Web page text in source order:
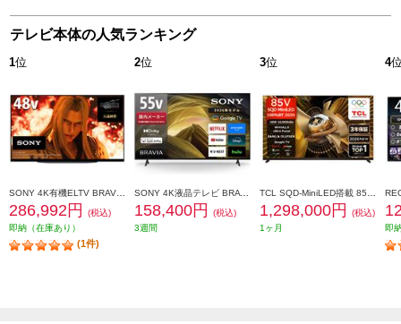
テレビ本体の人気ランキング
1位
286,992円
(税込)
即納（在庫あり）
(1件)
2位
158,400円
(税込)
3週間
3位
1,298,000円
(税込)
1ヶ月
4
即